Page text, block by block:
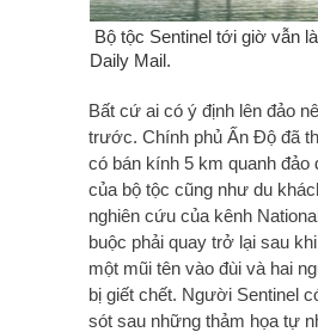
Bộ tộc Sentinel tới giờ vẫn
Daily Mail.
Bất cứ ai có ý định lên đảo
trước. Chính phủ Ấn Độ đã
có bán kính 5 km quanh đảo
của bộ tộc cũng như du
nghiên cứu của kênh
buộc phải quay trở lại sau
một mũi tên vào đùi và hai
bị giết chết. Người Sentinel
sót sau những thảm họa tự